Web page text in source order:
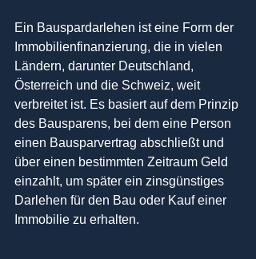
Ein Bauspardarlehen ist eine Form der
Immobilienfinanzierung, die in vielen
Ländern, darunter Deutschland,
Österreich und die Schweiz, weit
verbreitet ist. Es basiert auf dem Prinzip
des Bausparens, bei dem eine Person
einen Bausparvertrag abschließt und
über einen bestimmten Zeitraum Geld
einzahlt, um später ein zinsgünstiges
Darlehen für den Bau oder Kauf einer
Immobilie zu erhalten.